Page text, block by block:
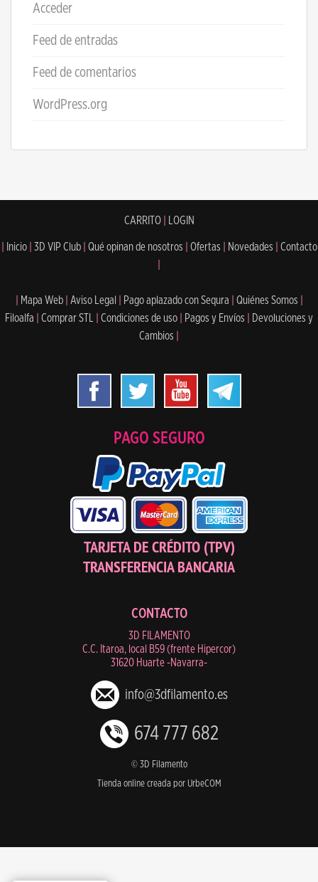
Acceder
Feed de entradas
Feed de comentarios
WordPress.org
CARRITO| LOGIN
Inicio 3D VIP Club Qué opinan de nosotros Ofertas Novedades
Contacto
Mapa Web Aviso Legal Pago aplazado con Sequra Quiénes Somos
Filoalfa
Comprar STL Condiciones de uso Pagos y Envíos
Devoluciones y
Cambios
PAGO SEGURO
TARJETA DE CRÉDITO (TPV)
TRANSFERENCIA BANCARIA
CONTACTO
3D FILAMENTO
C.C. Itaroa, local B59 (frente Hipercor)
31620 Huarte -Navarra-
info@3dfilamento.es
674 777 682
© 3D Filamento
Tienda online creada por UrbeCOM